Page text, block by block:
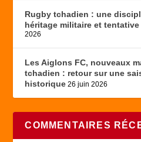
Rugby tchadien : une
héritage militaire et
2026
Les Aiglons FC, nouveaux
tchadien : retour sur une
historique 26 juin 2026
COMMENTAIRES